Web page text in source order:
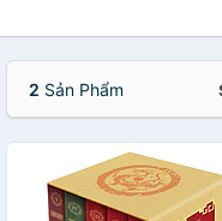
2 Sản Phẩm